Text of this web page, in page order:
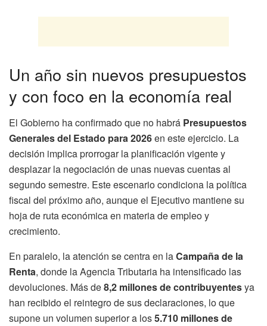
Un año sin nuevos presupuestos
y con foco en la economía real
El Gobierno ha confirmado que no habrá Presupuestos
Generales del Estado para 2026en este ejercicio. La
decisión implica prorrogar la planificación vigente y
desplazar la negociación de unas nuevas cuentas al
segundo semestre. Este escenario condiciona la política
fiscal del próximo año, aunque el Ejecutivo mantiene su
hoja de ruta económica en materia de empleo y
crecimiento.
En paralelo, la atención se centra en laCampaña de la
Renta, donde la Agencia Tributaria ha intensificado las
devoluciones. Más de8,2 millones de contribuyentesya
han recibido el reintegro de sus declaraciones, lo que
supone un volumen superior a los5.710 millones de